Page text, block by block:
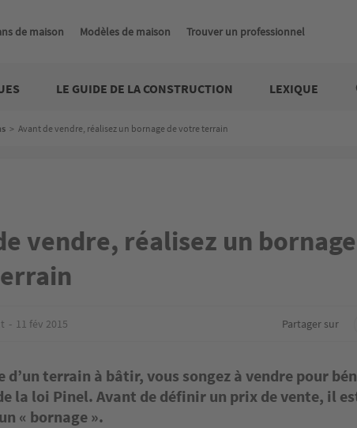
de maison Modèles de maison Trouver un professionnel
LE GUIDE DE LA CONSTRUCTION LEXIQUE
> Avant de vendre, réalisez un bornage de votre terrain
vendre, réalisez un
11 fév 2015 Partager sur
terrain à bâtir, vous songez à vendre pour
la loi Pinel. Avant de définir un prix de vente, il
« bornage ».